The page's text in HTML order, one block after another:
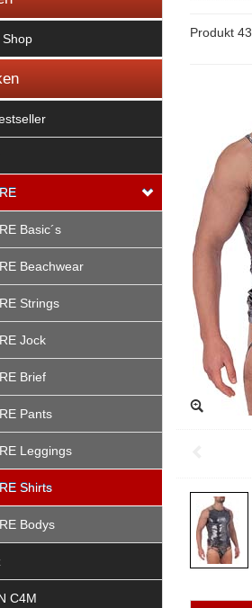
Shop
Basic´s
Beachwear
Strings
Jock
Brief
Pants
Leggings
Shirts
Bodys
C4M
Produkt